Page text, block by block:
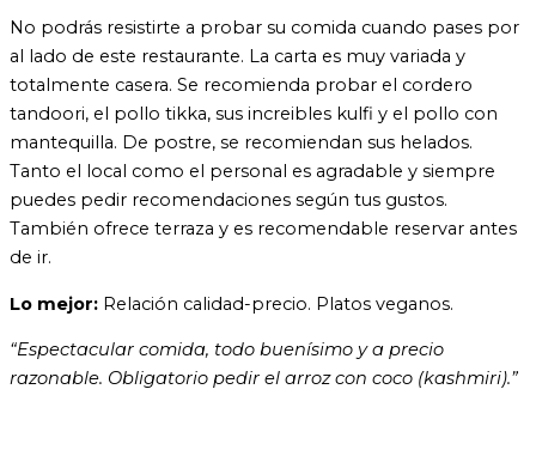
No podrás resistirte a probar su comida cuando pases por
al lado de este restaurante. La carta es muy variada y
totalmente casera. Se recomienda probar el cordero
tandoori, el pollo tikka, sus increibles kulfi y el pollo con
mantequilla. De postre, se recomiendan sus helados.
Tanto el local como el personal es agradable y siempre
puedes pedir recomendaciones según tus gustos.
También ofrece terraza y es recomendable reservar antes
de ir.
Lo mejor: Relación calidad-precio. Platos veganos.
“Espectacular comida, todo buenísimo y a precio
razonable. Obligatorio pedir el arroz con coco (kashmiri).”